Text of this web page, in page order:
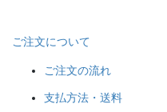
ご注文について
ご注文の流れ
支払方法・送料